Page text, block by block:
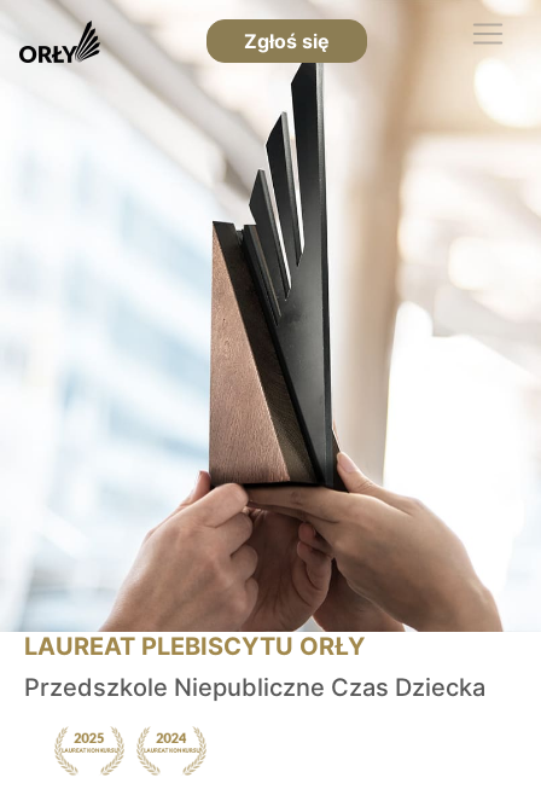
Zgłoś się
LAUREAT PLEBISCYTU ORŁY
Przedszkole Niepubliczne Czas Dziecka